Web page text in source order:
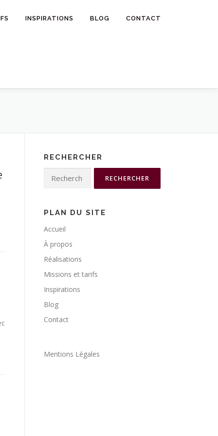
INSPIRATIONS BLOG CONTACT
RECHERCHER
PLAN DU SITE
Accueil
À propos
Réalisations
Missions et tarifs
Inspirations
Blog
Contact
Mentions Légales